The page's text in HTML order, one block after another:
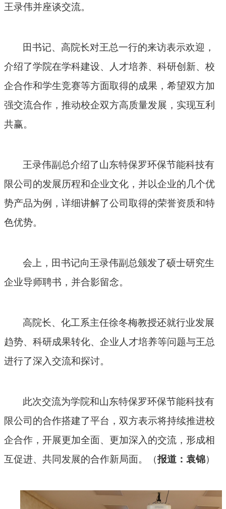
王录伟并座谈交流。
田书记、高院长对王总一行的来访表示欢迎，
介绍了学院在学科建设、人才培养、科研创新、校
企合作和学生竞赛等方面取得的成果，希望双方加
强交流合作，推动校企双方高质量发展，实现互利
共赢。
王录伟副总介绍了山东特保罗环保节能科技有
限公司的发展历程和企业文化，并以企业的几个优
势产品为例，详细讲解了公司取得的荣誉资质和特
色优势。
会上，田书记向王录伟副总颁发了硕士研究生
企业导师聘书，并合影留念。
高院长、化工系主任徐冬梅教授还就行业发展
趋势、科研成果转化、企业人才培养等问题与王总
进行了深入交流和探讨。
此次交流为学院和山东特保罗环保节能科技有
限公司的合作搭建了平台，双方表示将持续推进校
企合作，开展更加全面、更加深入的交流，形成相
互促进、共同发展的合作新局面。（报道：袁锦）